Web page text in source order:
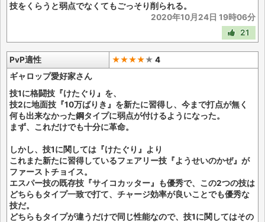
技をくらうと弱点でなくてもごっそり削られる。
2020年10月24日 19時06分
21
PvP適性 ★★★★★ 4
ギャロップ愛好家さん
技1に格闘技『けたぐり』を、
技2に地面技『10万ばりき』を新たに習得し、今まで打点が無く
何も出来なかった鋼タイプに弱点が付けるようになった。
まず、これだけでも十分に革命。
しかし、技1に関しては『けたぐり』より
これまた新たに習得しているフェアリー技『ようせいのかぜ』が
ファーストチョイス。
エスパー技の既存技『サイコカッター』も優秀で、この2つの技は
どちらもタイプ一致で打て、チャージ効率が良いことでも優秀な
技だ。
どちらもタイプが違うだけで同じ性能なので、技1に関してはその